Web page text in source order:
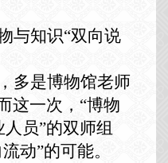
与知识“双向说
多是博物馆老师
这一次， “博物
员”的双师组
动”的可能。